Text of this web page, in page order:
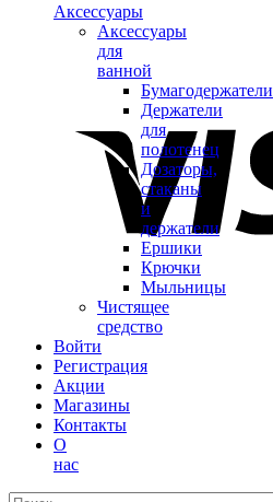
Аксессуары
Аксессуары
для
ванной
Бумагодержатели
Держатели
для
полотенец
Дозаторы,
стаканы
и
держатели
Ершики
Крючки
Мыльницы
Чистящее
средство
Войти
Регистрация
Акции
Магазины
Контакты
О
нас